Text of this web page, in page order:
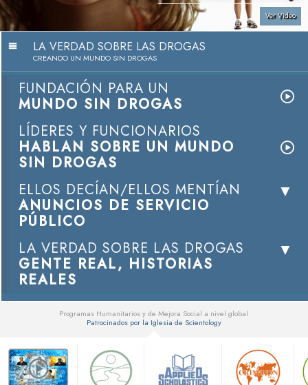
Ver Video
LA VERDAD SOBRE LAS DROGAS
CREANDO UN MUNDO SIN DROGAS
FUNDACIÓN PARA UN
MUNDO SIN DROGAS
LÍDERES Y FUNCIONARIOS
HABLAN SOBRE UN MUNDO
SIN DROGAS
ELLOS DECÍAN/ELLOS MENTÍAN
ANUNCIOS DE SERVICIO
PÚBLICO
LA VERDAD SOBRE LAS DROGAS
GENTE REAL, HISTORIAS
REALES
Programas Humanitarios y de Mejora Social a nivel global
Patrocinados por la Iglesia de Scientology